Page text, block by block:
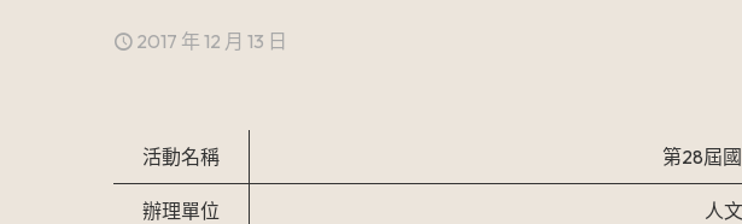
2017 年 12 月 13 日
活動名稱 第28屆
辦理單位 人